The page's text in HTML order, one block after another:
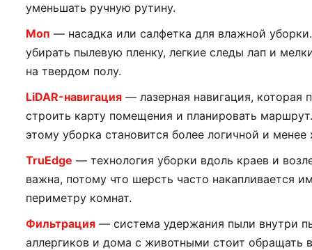
уменьшать ручную рутину.
Моп — насадка или салфетка для влажной
убирать пылевую пленку, легкие следы лап и
на твердом полу.
LiDAR-навигация — лазерная навигация, которая
строить карту помещения и планировать
этому уборка становится более логичной и менее
TruEdge — технология уборки вдоль краев и
важна, потому что шерсть часто накапливается
периметру комнат.
Фильтрация — система удержания пыли внутри
аллергиков и дома с животными стоит обращать